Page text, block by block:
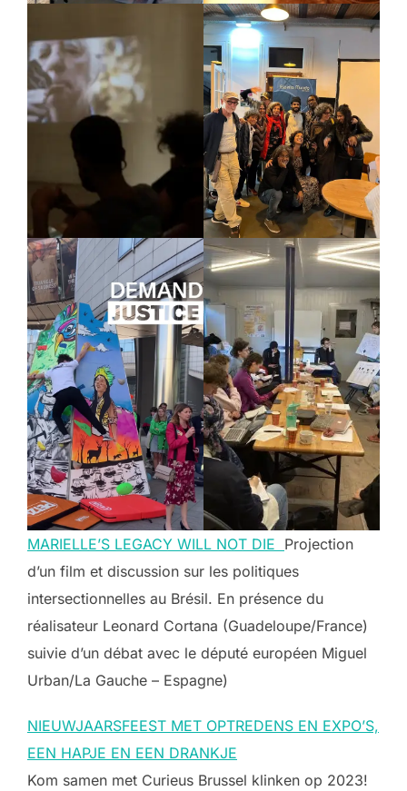
MARIELLE’S LEGACY WILL NOT DIE Projection
d’un film et discussion sur les politiques
intersectionnelles au Brésil. En présence du
réalisateur Leonard Cortana (Guadeloupe/France)
suivie d’un débat avec le député européen Miguel
Urban/La Gauche – Espagne)
NIEUWJAARSFEEST MET OPTREDENS EN EXPO’S,
EEN HAPJE EN EEN DRANKJE
Kom samen met Curieus Brussel klinken op 2023!